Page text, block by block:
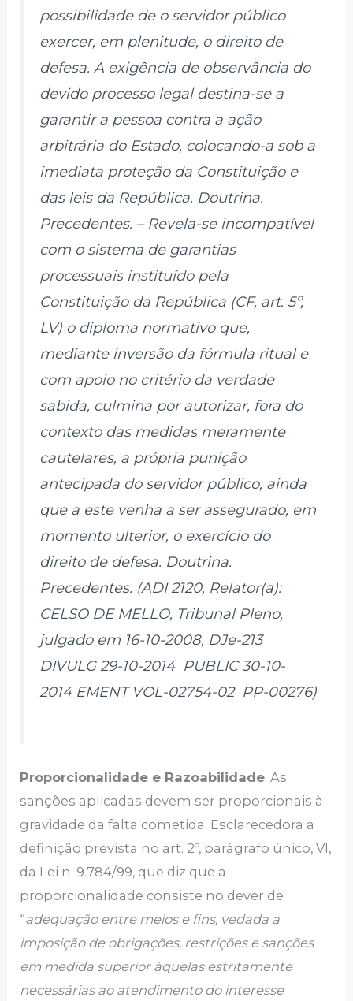
possibilidade de o servidor público
exercer, em plenitude, o direito de
defesa. A exigência de observância do
devido processo legal destina-se a
garantir a pessoa contra a ação
arbitrária do Estado, colocando-a sob a
imediata proteção da Constituição e
das leis da República. Doutrina.
Precedentes. – Revela-se incompatível
com o sistema de garantias
processuais instituído pela
Constituição da República (CF, art. 5º,
LV) o diploma normativo que,
mediante inversão da fórmula ritual e
com apoio no critério da verdade
sabida, culmina por autorizar, fora do
contexto das medidas meramente
cautelares, a própria punição
antecipada do servidor público, ainda
que a este venha a ser assegurado, em
momento ulterior, o exercício do
direito de defesa. Doutrina.
Precedentes. (ADI 2120, Relator(a):
CELSO DE MELLO, Tribunal Pleno,
julgado em 16-10-2008, DJe-213
DIVULG 29-10-2014 PUBLIC 30-10-
2014 EMENT VOL-02754-02 PP-00276)
Proporcionalidade e Razoabilidade: As
sanções aplicadas devem ser proporcionais à
gravidade da falta cometida. Esclarecedora a
definição prevista no art. 2º, parágrafo único, VI,
da Lei n. 9.784/99, que diz que a
proporcionalidade consiste no dever de
“adequação entre meios e fins, vedada a
imposição de obrigações, restrições e sanções
em medida superior àquelas estritamente
necessárias ao atendimento do interesse